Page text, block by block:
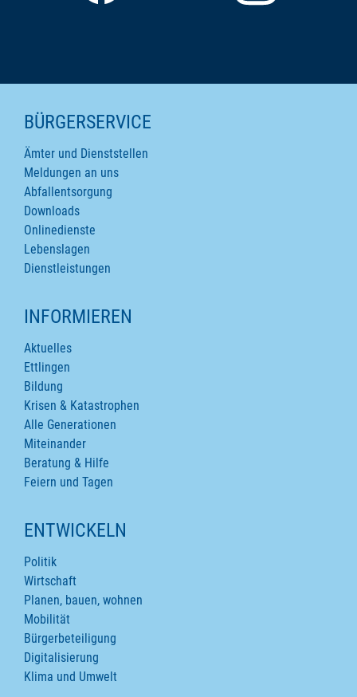
SEITENINHALTE
BÜRGERSERVICE
Ämter und Dienststellen
Meldungen an uns
Abfallentsorgung
Downloads
Onlinedienste
Lebenslagen
Dienstleistungen
INFORMIEREN
Aktuelles
Ettlingen
Bildung
Krisen & Katastrophen
Alle Generationen
Miteinander
Beratung & Hilfe
Feiern und Tagen
ENTWICKELN
Politik
Wirtschaft
Planen, bauen, wohnen
Mobilität
Bürgerbeteiligung
Digitalisierung
Klima und Umwelt